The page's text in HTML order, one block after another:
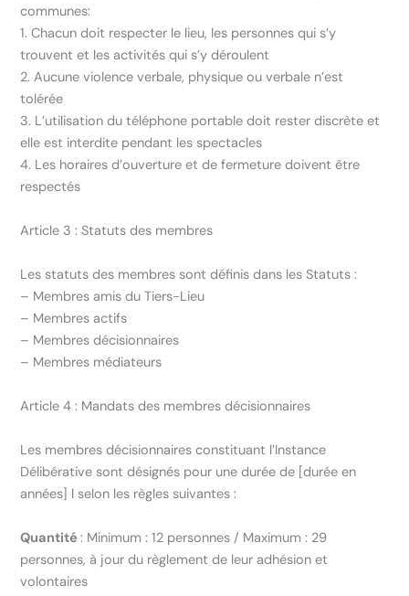
communes:
1. Chacun doit respecter le lieu, les personnes qui s’y
trouvent et les activités qui s’y déroulent
2. Aucune violence verbale, physique ou verbale n’est
tolérée
3. L’utilisation du téléphone portable doit rester discrète et
elle est interdite pendant les spectacles
4. Les horaires d’ouverture et de fermeture doivent être
respectés
Article 3 : Statuts des membres
Les statuts des membres sont définis dans les Statuts :
– Membres amis du Tiers-Lieu
– Membres actifs
– Membres décisionnaires
– Membres médiateurs
Article 4 : Mandats des membres décisionnaires
Les membres décisionnaires constituant l’Instance
Délibérative sont désignés pour une durée de [durée en
années] l selon les règles suivantes :
Quantité: Minimum : 12 personnes / Maximum : 29
personnes, à jour du règlement de leur adhésion et
volontaires